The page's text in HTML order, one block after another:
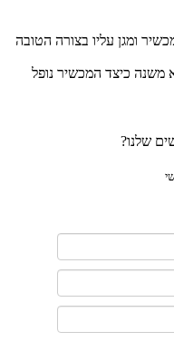
עליו בצורה הטובה
כך שלא משנה כיצד המכשיר נופל